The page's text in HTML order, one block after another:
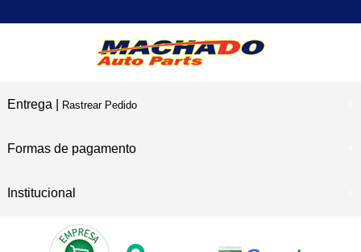
Entrega | Rastrear Pedido
Formas de pagamento
Institucional